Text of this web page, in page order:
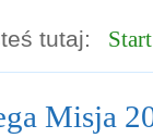
tutaj: Start
Misja